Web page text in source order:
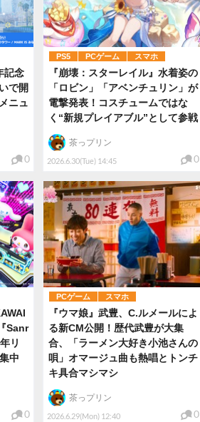
記念
で開
ニュ
0
PS5 PCゲーム スマホ
『崩壊：スターレイル』水着姿の
「ロビン」「アベンチュリン」が
電撃発表！コスチュームではな
く“新規プレイアブル”として参戦
2026.6.30(Tue) 14:45
茶っプリン
0
Sanr
リ
中
0
PCゲーム スマホ
『ウマ娘』武豊、C.ルメールによ
る新CM公開！歴代武豊が大集
合、「ラーメン大好き小池さんの
唄」オマージュ曲も熱唱とトンチ
キ具合マシマシ
2026.6.29(Mon) 12:40
茶っプリン
0